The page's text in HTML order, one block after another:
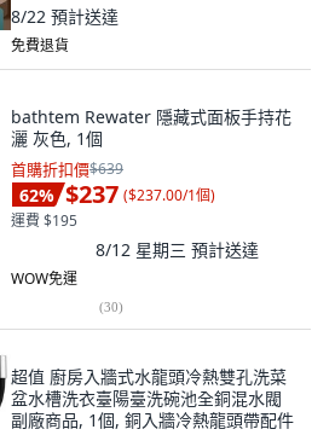
8/22 預計送達
免費退貨
bathtem Rewater 隱藏式面板手持花
灑 灰色, 1個
首購折扣價$639
62% $237 ($237.00/1個)
運費 $195
8/12 星期三 預計送達
WOW免運
(30)
超值 廚房入牆式水龍頭冷熱雙孔洗菜
盆水槽洗衣臺陽臺洗碗池全銅混水閥
副廠商品, 1個, 銅入牆冷熱龍頭帶配件